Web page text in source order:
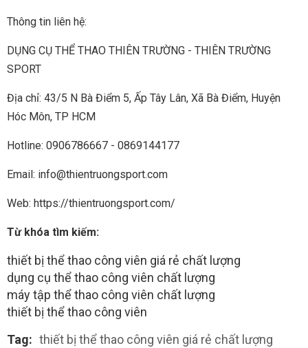
Thông tin liên hệ:
DỤNG CỤ THỂ THAO THIÊN TRƯỜNG - THIÊN TRƯỜNG
SPORT
Địa chỉ: 43/5 N Bà Điểm 5, Ấp Tây Lân, Xã Bà Điểm, Huyện
Hóc Môn, TP HCM
Hotline: 0906786667 - 0869144177
Email: info@thientruongsport.com
Web: https://thientruongsport.com/
Từ khóa tìm kiếm:
thiết bị thể thao công viên giá rẻ chất lượng
dụng cụ thể thao công viên chất lượng
máy tập thể thao công viên chất lượng
thiết bị thể thao công viên
Tag: thiết bị thể thao công viên giá rẻ chất lượng